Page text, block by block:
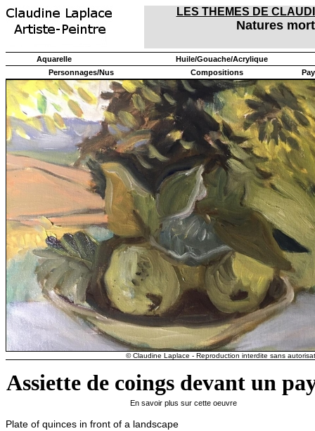
LES THEMES DE
Natures
Aquarelle
Huile/Gouache/Acrylique
Personnages/Nus
Compositions
© Claudine Laplace - Reproduction interdite sans
Assiette de coings devant un
En savoir plus sur cette oeuvre
Plate of quinces in front of a landscape